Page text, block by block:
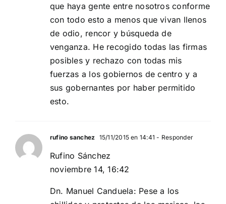
que haya gente entre nosotros conforme
con todo esto a menos que vivan llenos
de odio, rencor y búsqueda de
venganza. He recogido todas las firmas
posibles y rechazo con todas mis
fuerzas a los gobiernos de centro y a
sus gobernantes por haber permitido
esto.
rufino sanchez 15/11/2015 en 14:41 - Responder
Rufino Sánchez
noviembre 14, 16:42
Dn. Manuel Canduela: Pese a los